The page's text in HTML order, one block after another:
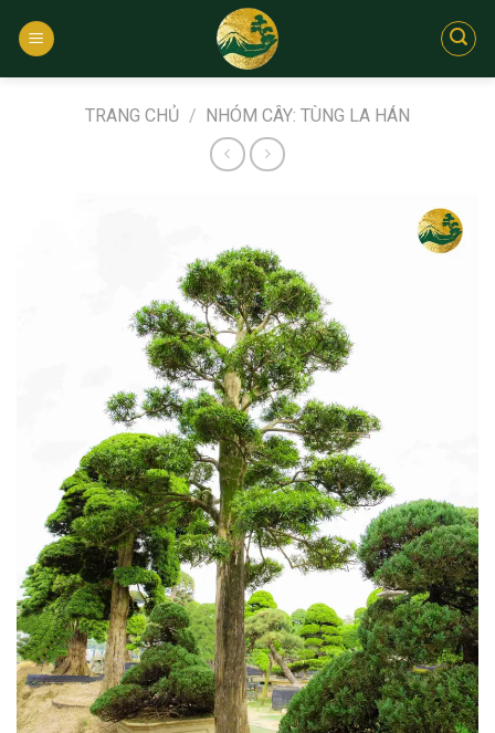
qua
TRANG CHỦ / NHÓM CÂY: TÙNG LA HÁN